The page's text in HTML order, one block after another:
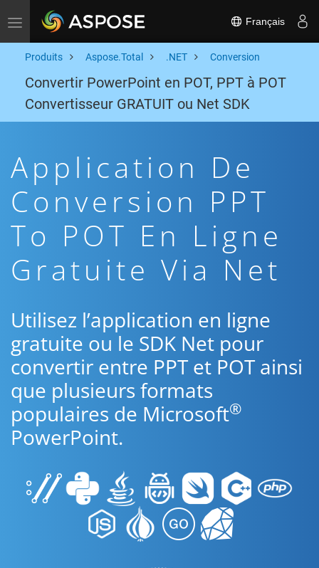
Toggle navigation Français
Produits Aspose.Total .NET Conversion
Convertir PowerPoint en POT, PPT à POT
Convertisseur GRATUIT ou Net SDK
Application De
Conversion PPT
To POT En Ligne
Gratuite Via Net
Utilisez l’application en ligne
gratuite ou le SDK Net pour
convertir entre PPT et POT ainsi
que plusieurs formats
populaires de Microsoft®
PowerPoint.